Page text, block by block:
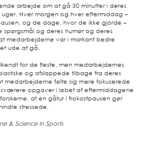
arbejde om at gå 30 minutter i deres
Hver morgen og hver eftermiddag –
og de dage, hvor de ikke gjorde –
og deres humør og deres
medarbejderne var i markant bedre
ude at gå.
for de fleste, men medarbejdernes
og afslappede tilbage fra deres
medarbejderne følte sig mere fokuserede
opgaver i løbet af eftermiddagene
at en gåtur i frokostpausen gør
stressede.
& Science in Sports